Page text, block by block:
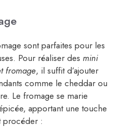
sont parfaites pour les
Pour réaliser des mini
fromage, il suffit d’ajouter
comme le cheddar ou
Le fromage se marie
apportant une touche
procéder :